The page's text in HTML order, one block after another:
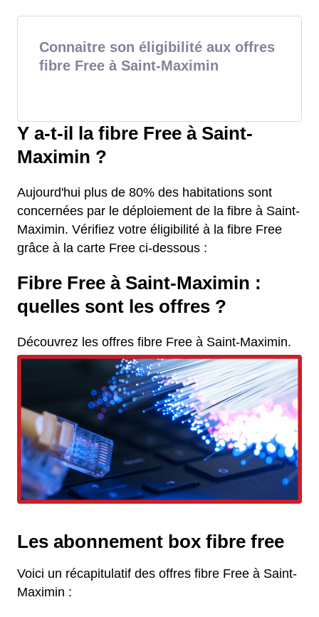
Connaitre son éligibilité aux offres
fibre Free à Saint-Maximin
Y a-t-il la fibre Free à Saint-
Maximin ?
Aujourd'hui plus de 80% des habitations sont
concernées par le déploiement de la fibre à Saint-
Maximin. Vérifiez votre éligibilité à la fibre Free
grâce à la carte Free ci-dessous :
Fibre Free à Saint-Maximin :
quelles sont les offres ?
Découvrez les offres fibre Free à Saint-Maximin.
Les abonnement box fibre free
Voici un récapitulatif des offres fibre Free à Saint-
Maximin :